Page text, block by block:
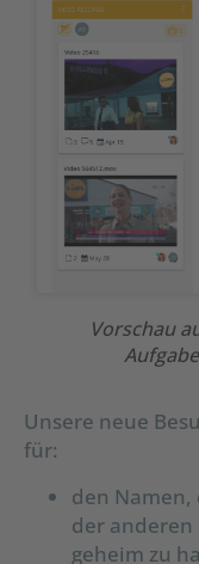
Vorschau
Unsere neue
für:
den Namen,
der
geheim zu